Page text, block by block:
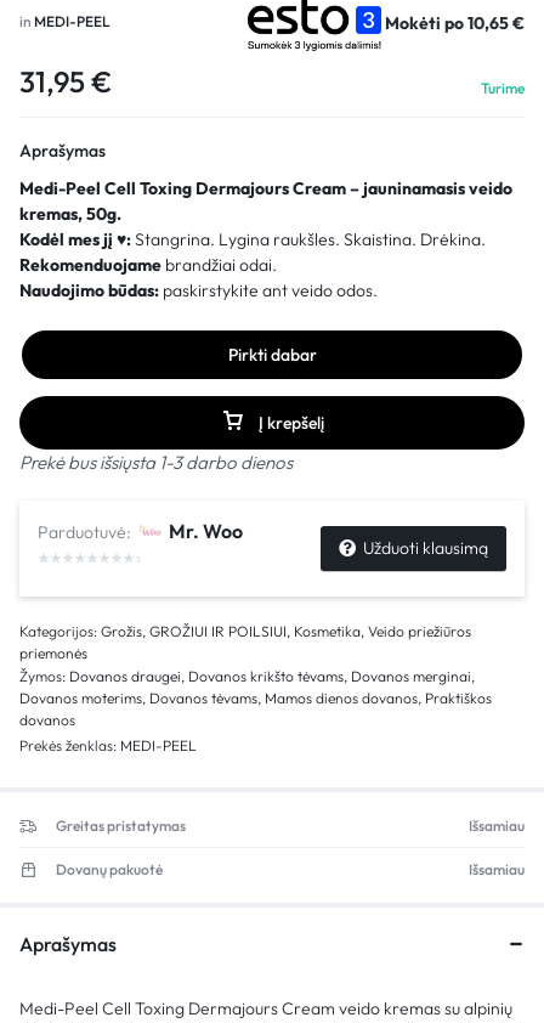
in MEDI-PEEL Mokėti po10,65€
31,95€ Turime
Aprašymas
Medi-Peel Cell Toxing Dermajours Cream – jauninamasis veido
kremas​, 50g.
Kodėl mes jį ♥:Stangrina. Lygina raukšles. Skaistina. Drėkina.
Rekomenduojame brandžiai odai.
Naudojimo būdas: paskirstykite ant veido odos.
Į krepšelį
Pirkti dabar
Prekė bus išsiųsta 1-3 darbo dienos
Parduotuvė: Mr. Woo
Užduoti klausimą
Kategorijos: Grožis, GROŽIUI IR POILSIUI, Kosmetika, Veido priežiūros
priemonės
Žymos: Dovanos draugei, Dovanos krikšto tėvams, Dovanos merginai,
Dovanos moterims, Dovanos tėvams, Mamos dienos dovanos, Praktiškos
dovanos
Prekės ženklas: MEDI-PEEL
Greitas pristatymas Išsamiau
Dovanų pakuotė Išsamiau
Aprašymas
Medi-Peel Cell Toxing Dermajours Cream veido kremas su alpinių